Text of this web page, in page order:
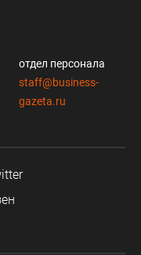
отдел персонала
staff@business-
gazeta.ru